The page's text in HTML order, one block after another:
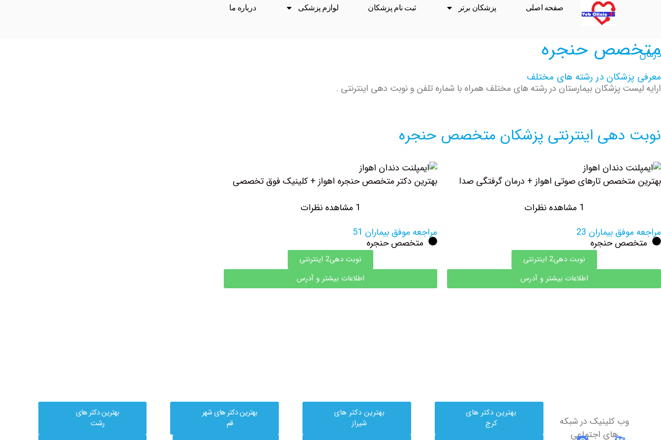
صفحه اصلی پزشکان برتر ثبت نام پزشکان لوازم پزشکی درباره ما
متخصص حنجره
درمان
معرفی پزشکان در رشته های مختلف
ارایه لیست پزشکان بیمارستان در رشته های مختلف همراه با شماره تلفن و نوبت دهی اینترنتی .
نوبت دهی اینترنتی پزشکان متخصص حنجره
بهترین متخصص تارهای صوتی اهواز + درمان گرفتگی صدا
1 مشاهده نظرات
مراجعه موفق بیماران 23
متخصص حنجره
نوبت دهی2 اینترنتی
اطلاعات بیشتر و آدرس
بهترین دکتر متخصص حنجره اهواز + کلینیک فوق تخصصی
1 مشاهده نظرات
مراجعه موفق بیماران 51
متخصص حنجره
نوبت دهی2 اینترنتی
اطلاعات بیشتر و آدرس
وب کلینیک در شبکه
های اجتماعی
بهترین دکتر های
کرج
بهترین دکتر های
شیراز
بهترین دکتر های شهر
قم
بهترین دکتر های
رشت